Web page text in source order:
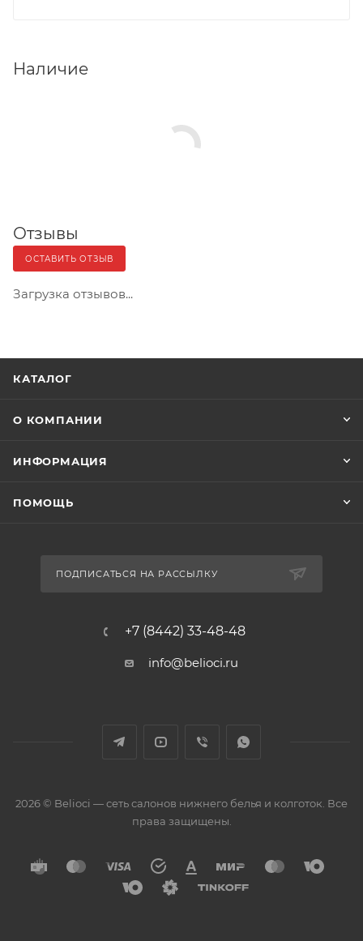
Наличие
Отзывы
ОСТАВИТЬ ОТЗЫВ
Загрузка отзывов...
КАТАЛОГ
О КОМПАНИИ
ИНФОРМАЦИЯ
ПОМОЩЬ
ПОДПИСАТЬСЯ НА РАССЫЛКУ
+7 (8442) 33-48-48
info@belioci.ru
2026 © Belioci — сеть салонов нижнего белья и колготок. Все
права защищены.